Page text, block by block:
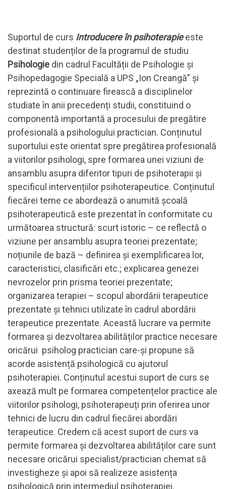
Suportul de curs Introducere în psihoterapieeste
destinat studenților de la programul de studiu
Psihologie din cadrul Facultății de Psihologie și
Psihopedagogie Specială a UPS „Ion Creangă” și
reprezintă o continuare firească a disciplinelor
studiate în anii precedenți studii, constituind o
componentă importantă a procesului de pregătire
profesională a psihologului practician. Conținutul
suportului este orientat spre pregătirea profesională
a viitorilor psihologi, spre formarea unei viziuni de
ansamblu asupra diferitor tipuri de psihoterapii și
specificul intervențiilor psihoterapeutice. Conținutul
fiecărei teme ce abordează o anumită școală
psihoterapeutică este prezentat în conformitate cu
următoarea structură: scurt istoric – ce reflectă o
viziune per ansamblu asupra teoriei prezentate;
noțiunile de bază – definirea și exemplificarea lor,
caracteristici, clasificări etc.; explicarea genezei
nevrozelor prin prisma teoriei prezentate;
organizarea terapiei – scopul abordării terapeutice
prezentate și tehnici utilizate în cadrul abordării
terapeutice prezentate. Această lucrare va permite
formarea și dezvoltarea abilităților practice necesare
oricărui psiholog practician care-și propune să
acorde asistență psihologică cu ajutorul
psihoterapiei. Conținutul acestui suport de curs se
axează mult pe formarea competențelor practice ale
viitorilor psihologi, psihoterapeuți prin oferirea unor
tehnici de lucru din cadrul fiecărei abordări
terapeutice. Credem că acest suport de curs va
permite formarea și dezvoltarea abilităților care sunt
necesare oricărui specialist/practician chemat să
investigheze și apoi să realizeze asistența
psihologică prin intermediul psihoterapiei.